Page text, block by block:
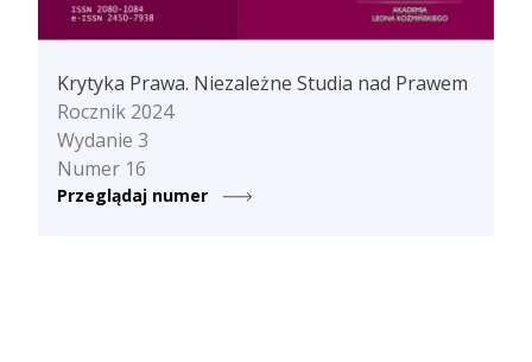
Krytyka Prawa. Niezależne Studia nad Prawem
Rocznik 2024
Wydanie 3
Numer 16
Przeglądaj numer